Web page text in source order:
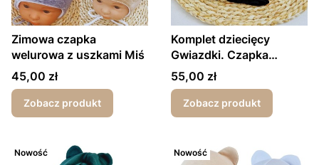
Zimowa czapka
welurowa z uszkami Miś
Cena
45,00 zł
Zobacz produkt
Komplet dziecięcy
Gwiazdki. Czapka
ocieplana polarem plus
komin
Cena
55,00 zł
Zobacz produkt
Nowość Nowość